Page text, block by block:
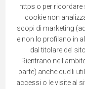
https o per ricordare
cookie non
scopi di marketing
e non lo profilano in
dal titolare del
Rientrano
parte) anche quelli
accessi o le visite al